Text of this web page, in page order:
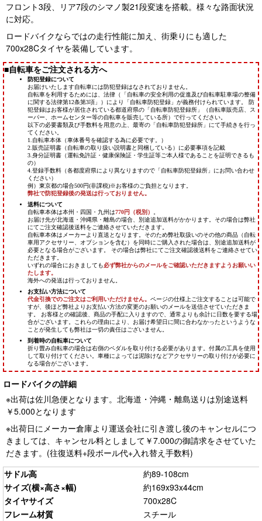
フロント3段、リア7段のシマノ製21段変速を搭載。様々な路面状況
に対応。
ロードバイクならではの走行性能に加え、街乗りにも適した
700x28Cタイヤを装備しています。
■自転車をご注文される方へ
ロードバイクの詳細
※出荷は佐川急便となります。北海道・沖縄・離島送りは別途送料
￥5.000となります
※出荷日にメーカー倉庫より運送会社に引き渡し後のキャンセルにつ
きましては、キャンセル料としまして￥7.000の御請求をさせていた
だきます。(往復送料+段ボール代+入れ替え手数料)
サドル高
約89-108cm
サイズ(横×高さ×幅)
約169x93x44cm
タイヤサイズ
700x28C
フレーム材質
スチール